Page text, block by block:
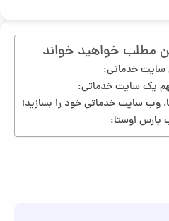
مطلب خواهید خواند
سایت خدماتی:
یک سایت خدماتی:
وب سایت خدماتی خود را بسازید!
پارس اوستا: